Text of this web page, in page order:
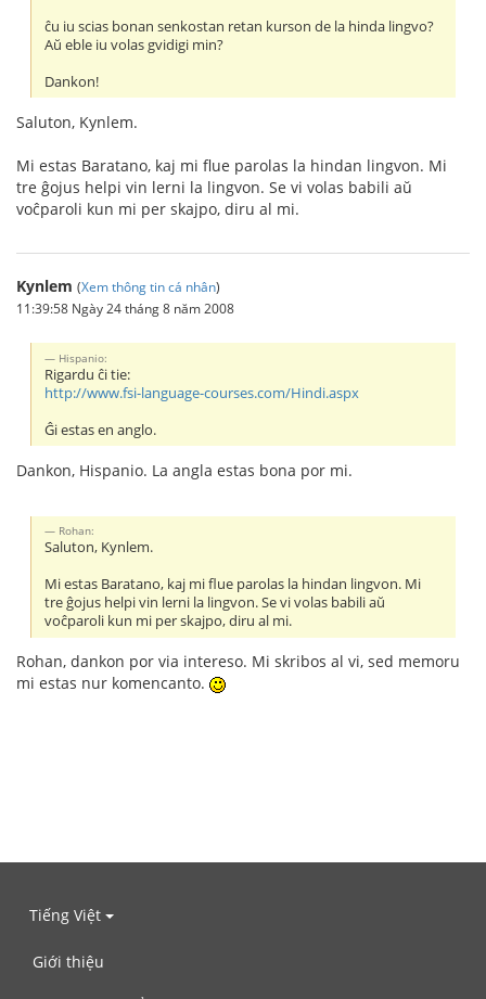
ĉu iu scias bonan senkostan retan kurson de la hinda lingvo?
Aŭ eble iu volas gvidigi min?
Dankon!
Saluton, Kynlem.
Mi estas Baratano, kaj mi flue parolas la hindan lingvon. Mi
tre ĝojus helpi vin lerni la lingvon. Se vi volas babili aŭ
voĉparoli kun mi per skajpo, diru al mi.
Kynlem (Xem thông tin cá nhân)
11:39:58 Ngày 24 tháng 8 năm 2008
Hispanio:
Rigardu ĉi tie:
http://www.fsi-language-courses.com/Hindi.aspx
Ĝi estas en anglo.
Dankon, Hispanio. La angla estas bona por mi.
Rohan:
Saluton, Kynlem.
Mi estas Baratano, kaj mi flue parolas la hindan lingvon. Mi
tre ĝojus helpi vin lerni la lingvon. Se vi volas babili aŭ
voĉparoli kun mi per skajpo, diru al mi.
Rohan, dankon por via intereso. Mi skribos al vi, sed memoru
mi estas nur komencanto.
Tiếng Việt
Giới thiệu